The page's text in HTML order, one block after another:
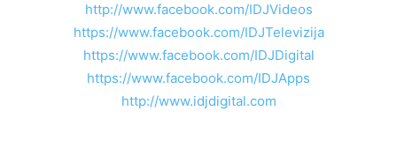
http://www.facebook.com/IDJVideos
https://www.facebook.com/IDJTelevizija
https://www.facebook.com/IDJDigital
https://www.facebook.com/IDJApps
http://www.idjdigital.com